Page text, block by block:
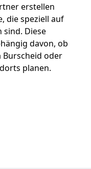
erstellen
die speziell auf
Diese
davon, ob
Burscheid oder
planen.